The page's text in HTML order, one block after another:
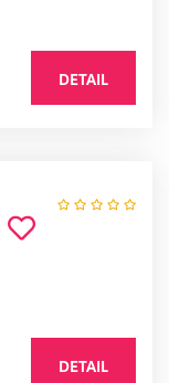
DETAIL
DETAIL